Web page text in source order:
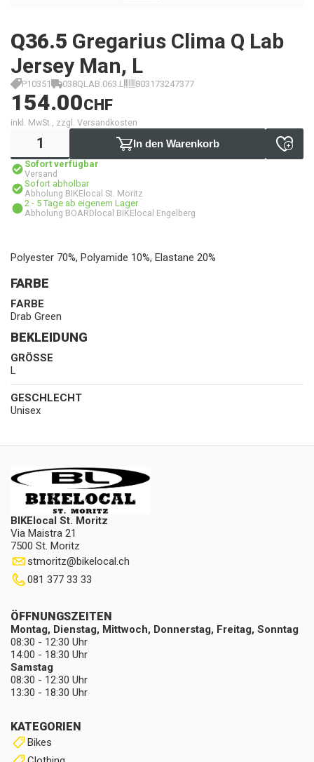
Q36.5 Gregarius Clima Q Lab
Jersey Man, L
P10351 038QLAB.063.L 803173247377
154.00CHF
inkl. MwSt., zzgl. Versandkosten
In den Warenkorb
Sofort verfügbar
Versand
Sofort abholbar
Abholung BIKElocal St. Moritz
2 - 5 Tage ab eigenem Lager
Abholung BOARDlocal BIKElocal Engelberg
Polyester 70%, Polyamide 10%, Elastane 20%
FARBE
FARBE
Drab Green
BEKLEIDUNG
GRÖSSE
L
GESCHLECHT
Unisex
BIKElocal St. Moritz
Via Maistra 21
7500 St. Moritz
stmoritz@bikelocal.ch
081 377 33 33
KATEGORIEN
Bikes
ÖFFNUNGSZEITEN
Montag, Dienstag, Mittwoch, Donnerstag, Freitag, Sonntag
08:30 - 12:30 Uhr
14:00 - 18:30 Uhr
Samstag
08:30 - 12:30 Uhr
13:30 - 18:30 Uhr